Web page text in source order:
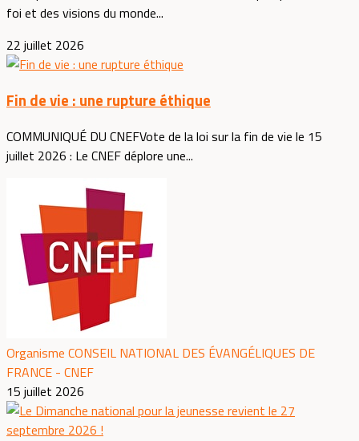
foi et des visions du monde...
22 juillet 2026
Fin de vie : une rupture éthique
COMMUNIQUÉ DU CNEFVote de la loi sur la fin de vie le 15
juillet 2026 : Le CNEF déplore une...
Organisme CONSEIL NATIONAL DES ÉVANGÉLIQUES DE
FRANCE - CNEF
15 juillet 2026